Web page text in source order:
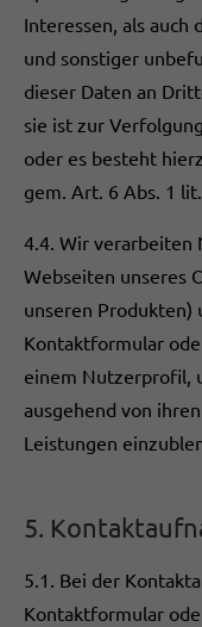
Interessen, als auch
und sonstiger
dieser Daten an
sie ist zur
oder es besteht
gem. Art. 6 Abs. 1 lit.
4.4. Wir verarbeiten
Webseiten unseres
unseren Produkten)
Kontaktformular
einem Nutzerprofil,
ausgehend von
Leistungen
5.
5.1. Bei der
Kontaktformular